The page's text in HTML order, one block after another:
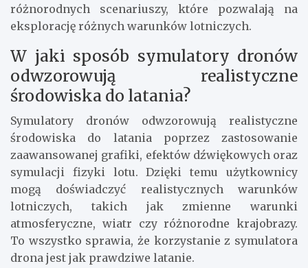
różnorodnych scenariuszy, które pozwalają na
eksplorację różnych warunków lotniczych.
W jaki sposób symulatory dronów
odwzorowują realistyczne
środowiska do latania?
Symulatory dronów odwzorowują realistyczne
środowiska do latania poprzez zastosowanie
zaawansowanej grafiki, efektów dźwiękowych oraz
symulacji fizyki lotu. Dzięki temu użytkownicy
mogą doświadczyć realistycznych warunków
lotniczych, takich jak zmienne warunki
atmosferyczne, wiatr czy różnorodne krajobrazy.
To wszystko sprawia, że korzystanie z symulatora
drona jest jak prawdziwe latanie.